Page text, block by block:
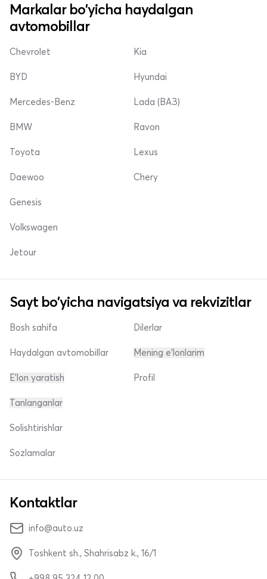
Markalar bo'yicha haydalgan
avtomobillar
Chevrolet
BYD
Mercedes-Benz
Kia
Hyundai
Lada (ВАЗ)
BMW
Toyota
Daewoo
Ravon
Lexus
Chery
Genesis
Volkswagen
Jetour
Sayt bo'yicha navigatsiya va rekvizitlar
Bosh sahifa
Haydalgan avtomobillar
E'lon yaratish
Dilerlar
Mening e'lonlarim
Profil
Tanlanganlar
Solishtirishlar
Sozlamalar
Kontaktlar
info@auto.uz
Toshkent sh., Shahrisabz k., 16/1